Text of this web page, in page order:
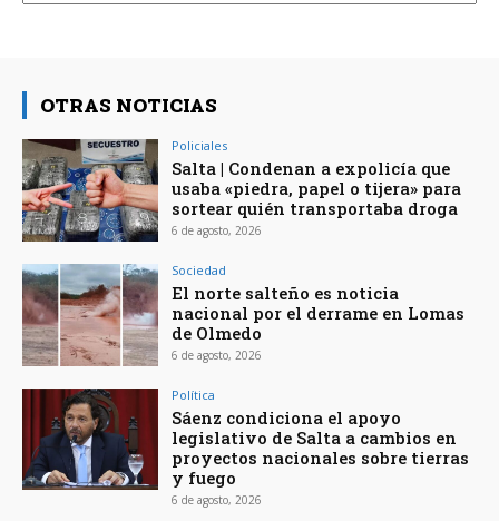
OTRAS NOTICIAS
Policiales
Salta | Condenan a expolicía que
usaba «piedra, papel o tijera» para
sortear quién transportaba droga
6 de agosto, 2026
Sociedad
El norte salteño es noticia
nacional por el derrame en Lomas
de Olmedo
6 de agosto, 2026
Política
Sáenz condiciona el apoyo
legislativo de Salta a cambios en
proyectos nacionales sobre tierras
y fuego
6 de agosto, 2026